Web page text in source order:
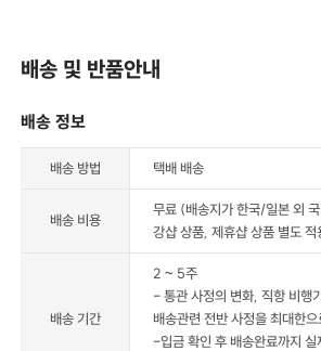
배송 및 반품안내
배송 정보
배송 방법 택배 배송
배송 비용
무료 (배송지가 한국/일본 외
강샵 상품, 제휴샵 상품 별도 적
배송 기간
2 ~ 5주
- 통관 사정의 변화, 직항 비행
배송관련 전반 사정을 최대한
-입금 확인 후 배송완료까지 실